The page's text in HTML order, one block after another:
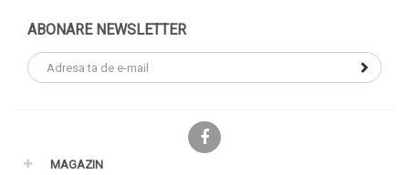
ABONARE NEWSLETTER
MAGAZIN